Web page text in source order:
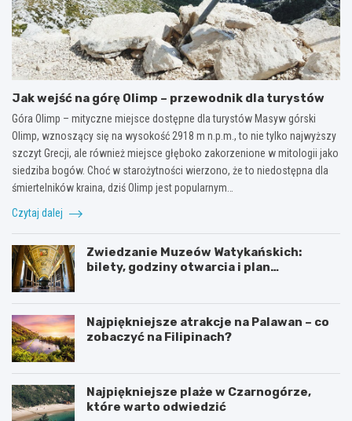
Jak wejść na górę Olimp – przewodnik dla turystów
Góra Olimp – mityczne miejsce dostępne dla turystów Masyw górski
Olimp, wznoszący się na wysokość 2918 m n.p.m., to nie tylko najwyższy
szczyt Grecji, ale również miejsce głęboko zakorzenione w mitologii jako
siedziba bogów. Choć w starożytności wierzono, że to niedostępna dla
śmiertelników kraina, dziś Olimp jest popularnym…
Czytaj dalej
Zwiedzanie Muzeów Watykańskich:
bilety, godziny otwarcia i plan
Najpiękniejsze atrakcje na Palawan – co
zobaczyć na Filipinach?
Najpiękniejsze plaże w Czarnogórze,
które warto odwiedzić